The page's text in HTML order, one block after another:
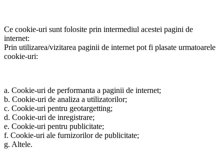
Ce cookie-uri sunt folosite prin intermediul acestei pagini de
internet:
Prin utilizarea/vizitarea paginii de internet pot fi plasate urmatoarele
cookie-uri:
a. Cookie-uri de performanta a paginii de internet;
b. Cookie-uri de analiza a utilizatorilor;
c. Cookie-uri pentru geotargetting;
d. Cookie-uri de inregistrare;
e. Cookie-uri pentru publicitate;
f. Cookie-uri ale furnizorilor de publicitate;
g. Altele.